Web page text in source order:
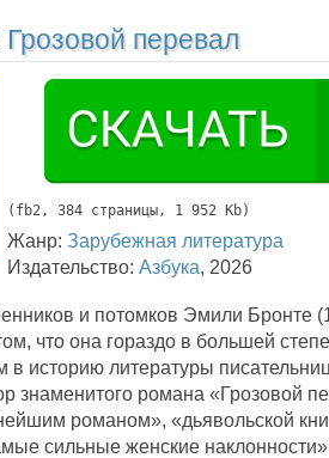
Грозовой перевал
( fb2, 384 страницы, 1 952 Kb)
Жанр: Зарубежная литература
Издательство: Азбука, 2026
и потомков Эмили Бронте
что она гораздо в большей
в историю литературы
знаменитого романа «Грозовой
романом», «дьявольской
сильные женские